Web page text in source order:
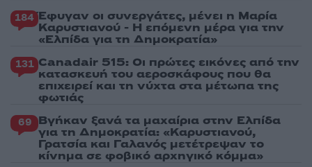
184 Έφυγαν οι συνεργάτες, μένει η Μαρία
Καρυστιανού - Η επόμενη μέρα για την
«Ελπίδα για τη Δημοκρατία»
131 Canadair 515: Οι πρώτες εικόνες από την
κατασκευή του αεροσκάφους που θα
επιχειρεί και τη νύχτα στα μέτωπα της
φωτιάς
69 Βγήκαν ξανά τα μαχαίρια στην Ελπίδα
για τη Δημοκρατία: «Καρυστιανού,
Γρατσία και Γαλανός μετέτρεψαν το
κίνημα σε φοβικό αρχηγικό κόμμα»